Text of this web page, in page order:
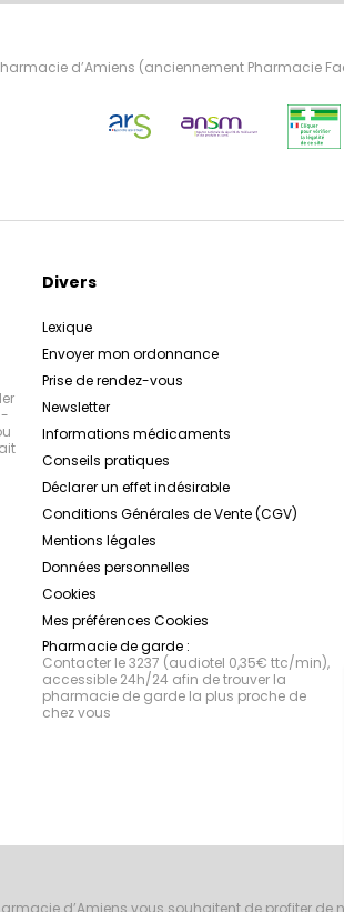
d’Amiens (anciennement Pharmacie
-
Divers
Lexique
Envoyer mon ordonnance
Prise de rendez-vous
Newsletter
Informations médicaments
Conseils pratiques
Déclarer un effet indésirable
Conditions Générales de Vente (CGV)
Mentions légales
Données personnelles
Cookies
Mes préférences Cookies
Pharmacie de garde :
Contacter le 3237 (audiotel 0,35€ ttc/min),
accessible 24h/24 afin de trouver la
pharmacie de garde la plus proche de
chez vous
d’Amiens vous souhaitent de profiter